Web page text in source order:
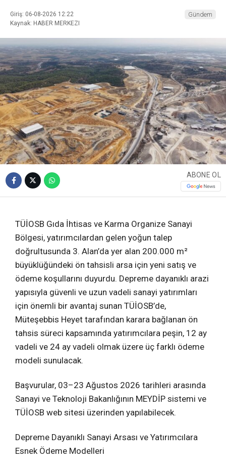
Giriş: 06-08-2026 12:22
Kaynak: HABER MERKEZI
Gündem
ABONE OL
TÜİOSB Gıda İhtisas ve Karma Organize Sanayi
Bölgesi, yatırımcılardan gelen yoğun talep
doğrultusunda 3. Alan’da yer alan 200.000 m²
büyüklüğündeki ön tahsisli arsa için yeni satış ve
ödeme koşullarını duyurdu. Depreme dayanıklı arazi
yapısıyla güvenli ve uzun vadeli sanayi yatırımları
için önemli bir avantaj sunan TÜİOSB’de,
Müteşebbis Heyet tarafından karara bağlanan ön
tahsis süreci kapsamında yatırımcılara peşin, 12 ay
vadeli ve 24 ay vadeli olmak üzere üç farklı ödeme
modeli sunulacak.
Başvurular, 03–23 Ağustos 2026 tarihleri arasında
Sanayi ve Teknoloji Bakanlığının MEYDİP sistemi ve
TÜİOSB web sitesi üzerinden yapılabilecek.
Depreme Dayanıklı Sanayi Arsası ve Yatırımcılara
Esnek Ödeme Modelleri